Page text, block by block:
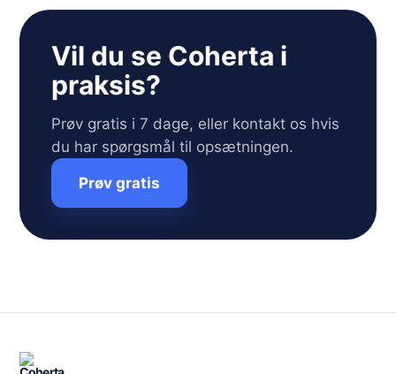
Vil du se Coherta i
praksis?
Prøv gratis i 7 dage, eller kontakt os hvis
du har spørgsmål til opsætningen.
Prøv gratis